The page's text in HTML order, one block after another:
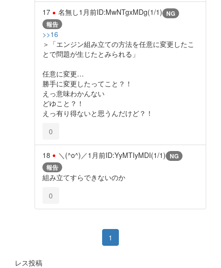
17 名無し1月前ID:MwNTgxMDg(1/1) NG
報告
>>16
＞「エンジン組み立ての方法を任意に変更したこ
とで問題が生じたとみられる」
任意に変更…
勝手に変更したってこと？！
えっ意味わかんない
どゆこと？！
えっ有り得ないと思うんだけど？！
0
18 ＼(^o^)／1月前ID:YyMTIyMDI(1/1) NG
報告
組み立てすらできないのか
0
1
レス投稿